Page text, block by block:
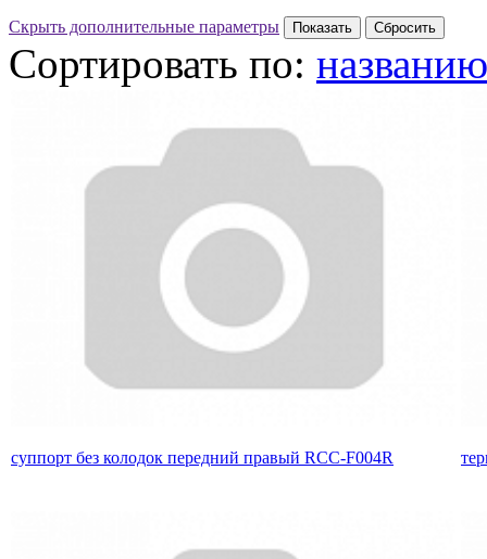
Скрыть дополнительные параметры
Сортировать по:
суппорт без колодок передний правый RCC-F004R